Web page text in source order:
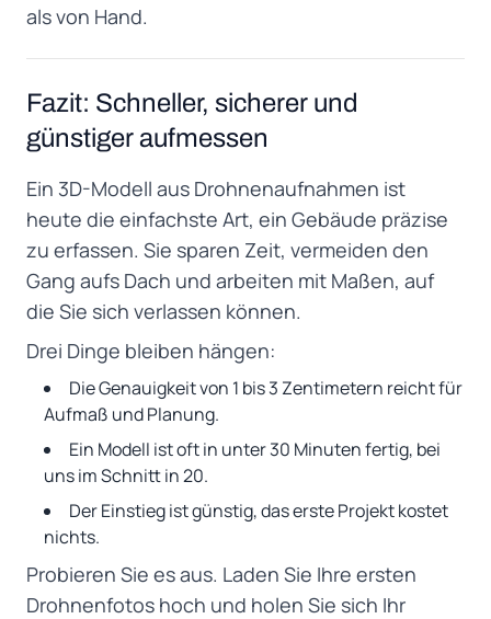
als von Hand.
Fazit: Schneller, sicherer und
günstiger aufmessen
Ein 3D-Modell aus Drohnenaufnahmen ist
heute die einfachste Art, ein Gebäude präzise
zu erfassen. Sie sparen Zeit, vermeiden den
Gang aufs Dach und arbeiten mit Maßen, auf
die Sie sich verlassen können.
Drei Dinge bleiben hängen:
Die Genauigkeit von 1 bis 3 Zentimetern reicht für
Aufmaß und Planung.
Ein Modell ist oft in unter 30 Minuten fertig, bei
uns im Schnitt in 20.
Der Einstieg ist günstig, das erste Projekt kostet
nichts.
Probieren Sie es aus. Laden Sie Ihre ersten
Drohnenfotos hoch und holen Sie sich Ihr